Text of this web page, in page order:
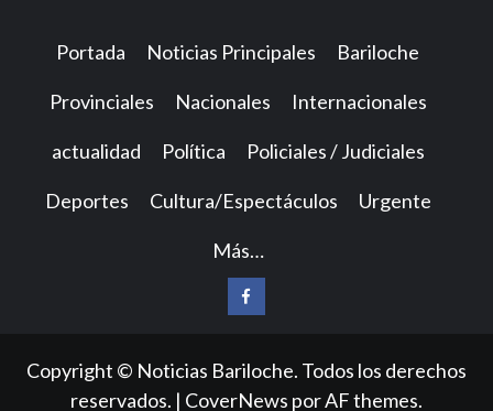
Portada Noticias Principales Bariloche
Provinciales Nacionales Internacionales
actualidad Política Policiales / Judiciales
Deportes Cultura/Espectáculos Urgente
Más…
Facebook
Copyright © Noticias Bariloche. Todos los derechos
reservados. | CoverNews por AF themes.